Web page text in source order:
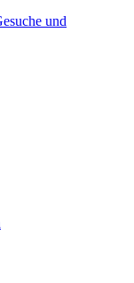
und